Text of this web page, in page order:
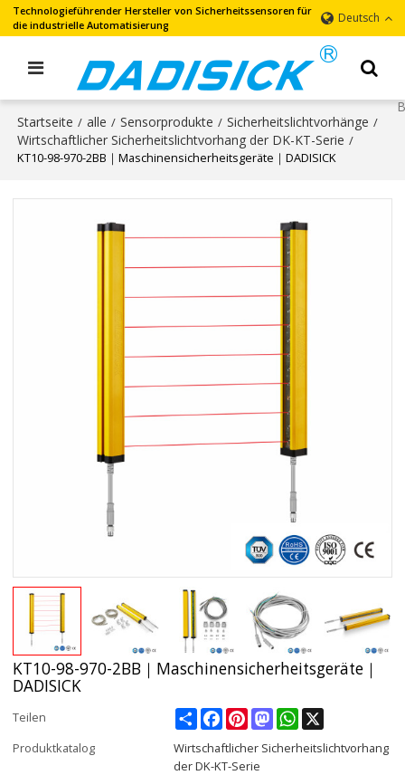
Technologieführender Hersteller von Sicherheitssensoren für
die industrielle Automatisierung
Deutsch
Startseite / alle / Sensorprodukte / Sicherheitslichtvorhänge /
Wirtschaftlicher Sicherheitslichtvorhang der DK-KT-Serie /
KT10-98-970-2BB｜Maschinensicherheitsgeräte｜DADISICK
KT10-98-970-2BB｜Maschinensicherheitsgeräte｜
DADISICK
Teilen ShareFacebookPinterestMastodonWhatsApp
Produktkatalog
Wirtschaftlicher Sicherheitslichtvorhang
der DK-KT-Serie